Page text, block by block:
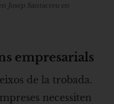
Josep Santacreu en
empresarials
de la trobada.
necessiten